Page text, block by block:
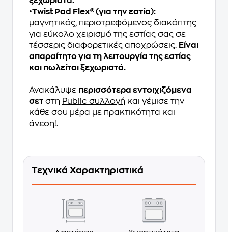
•Τwist Pad Flex® (για την εστία):
μαγνητικός, περιστρεφόμενος διακόπτης
για εύκολο χειρισμό της εστίας σας σε
τέσσερις διαφορετικές αποχρώσεις. Eίναι
απαραίτητο για τη λειτουργία της εστίας
και πωλείται ξεχωριστά.
Ανακάλυψε περισσότερα εντοιχιζόμενα
σετ στη Public συλλογή και γέμισε την
κάθε σου μέρα με πρακτικότητα και
άνεση!.
Τεχνικά Χαρακτηριστικά